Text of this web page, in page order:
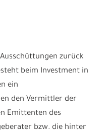
ihren Fall von
zurück
beim Investment in
ein
den Vermittler der